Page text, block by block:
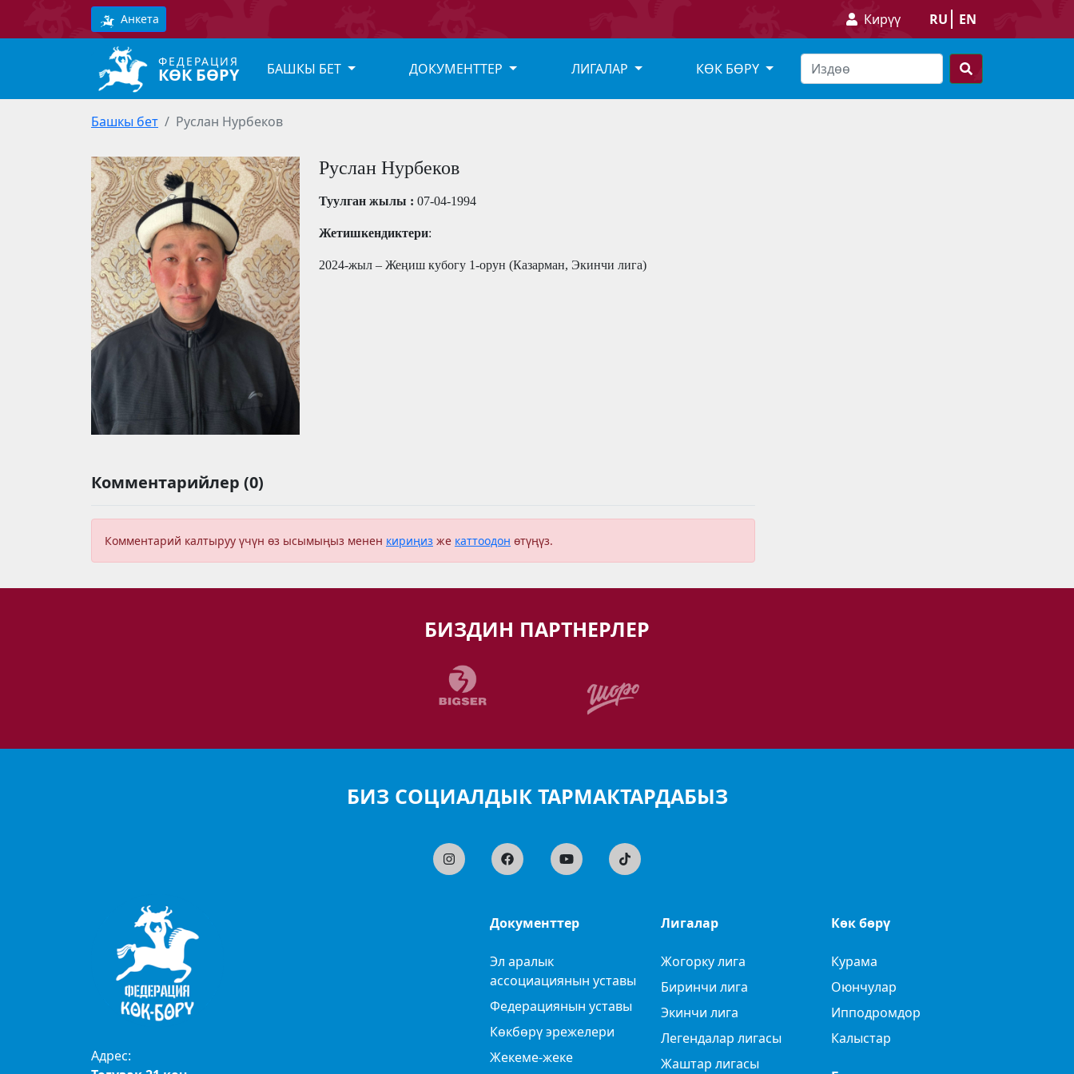
Анкета Кирүү RU EN
ФЕДЕРАЦИЯ
КӨК БӨРҮ БАШКЫ БЕТ ДОКУМЕНТТЕР ЛИГАЛАР КӨК БӨРҮ
Башкы бет Руслан Нурбеков
Руслан Нурбеков
Туулган жылы : 07-04-1994
Жетишкендиктери:
2024-жыл – Жеңиш кубогу 1-орун (Казарман, Экинчи лига)
Комментарийлер (0)
Комментарий калтыруу үчүн өз ысымыңыз менен кириңиз же каттоодон өтүңүз.
БИЗДИН ПАРТНЕРЛЕР
БИЗ СОЦИАЛДЫК ТАРМАКТАРДАБЫЗ
Адрес:
Документтер
Эл аралык
ассоциациянын уставы
Федерациянын уставы
Көкбөрү эрежелери
Жекеме-жеке
Лигалар
Жогорку лига
Биринчи лига
Экинчи лига
Легендалар лигасы
Жаштар лигасы
Көк бөрү
Курама
Оюнчулар
Ипподромдор
Калыстар